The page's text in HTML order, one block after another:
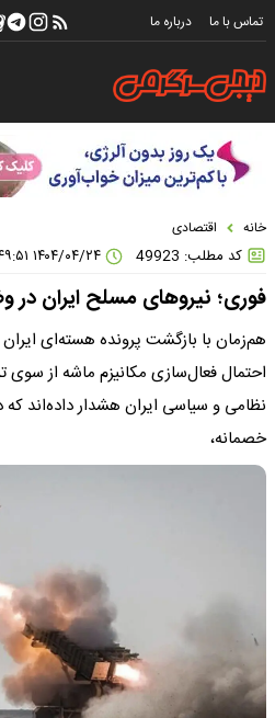
تماس با ما درباره ما
خانه اقتصادی
کد مطلب: 49923
فوری؛ نیروهای مسلح ایران
هم‌زمان با بازگشت پرونده هسته‌ای ایران
احتمال فعال‌سازی مکانیزم ماشه از سوی
نظامی و سیاسی ایران هشدار داده‌اند
خصمانه،